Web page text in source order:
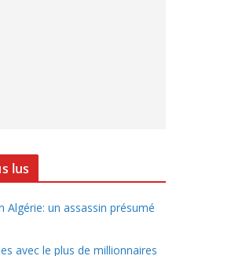
lus
Algérie: un assassin présumé
avec le plus de millionnaires